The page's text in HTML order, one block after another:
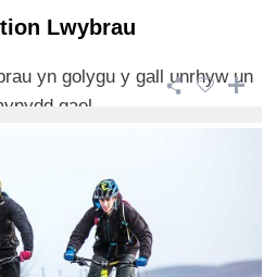
Lwybrau
yn golygu y gall unrhyw un
gael ...